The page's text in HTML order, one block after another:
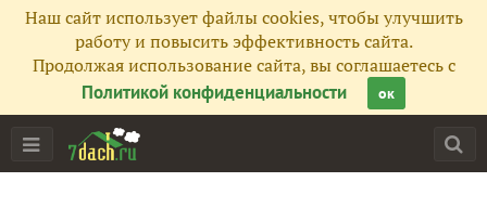
Наш сайт использует файлы cookies, чтобы улучшить
работу и повысить эффективность сайта.
Продолжая использование сайта, вы соглашаетесь с
Политикой конфиденциальности
ок